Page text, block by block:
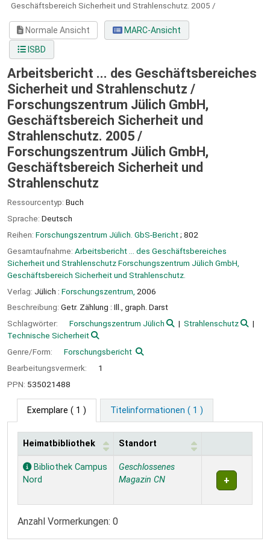
Geschäftsbereich Sicherheit und Strahlenschutz. 2005 /
Normale Ansicht
MARC-Ansicht
ISBD
Arbeitsbericht ... des Geschäftsbereiches
Sicherheit und Strahlenschutz /
Forschungszentrum Jülich GmbH,
Geschäftsbereich Sicherheit und
Strahlenschutz. 2005 /
Forschungszentrum Jülich GmbH,
Geschäftsbereich Sicherheit und
Strahlenschutz
Ressourcentyp: Buch
Sprache: Deutsch
Reihen: Forschungszentrum Jülich. GbS-Bericht; 802
Gesamtaufnahme: Arbeitsbericht ... des Geschäftsbereiches
Sicherheit und Strahlenschutz Forschungszentrum Jülich GmbH,
Geschäftsbereich Sicherheit und Strahlenschutz.
Verlag: Jülich : Forschungszentrum, 2006
Beschreibung: Getr. Zählung : Ill., graph. Darst
Schlagwörter:
Forschungszentrum Jülich
Strahlenschutz
Technische Sicherheit
Genre/Form:
Forschungsbericht
Bearbeitungsvermerk:
1
PPN: 535021488
Exemplare ( 1 ) Titelinformationen ( 1 )
Exemplare
Heimatbibliothek Standort
Bibliothek Campus
Nord
Geschlossenes
Magazin CN
Anzahl Vormerkungen: 0